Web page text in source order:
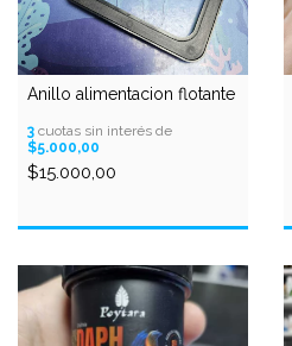
Anillo alimentacion flotante
3 cuotas sin interés de
$5.000,00
$15.000,00